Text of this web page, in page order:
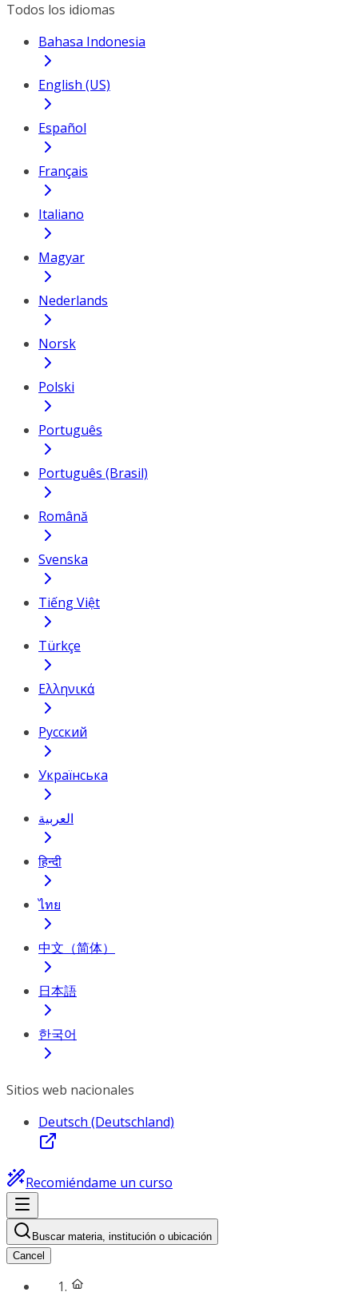
Todos los idiomas
Bahasa Indonesia
English (US)
Español
Français
Italiano
Magyar
Nederlands
Norsk
Polski
Português
Português (Brasil)
Română
Svenska
Tiếng Việt
Türkçe
Ελληνικά
Русский
Українська
العربية
हिन्दी
ไทย
中文（简体）
日本語
한국어
Sitios web nacionales
Deutsch (Deutschland)
Recomiéndame un curso
Buscar materia, institución o ubicación
Cancel